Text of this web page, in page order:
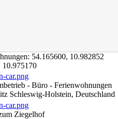
54.165600, 10.982852
10.975170
- Büro - Ferienwohnungen
Schleswig-Holstein, Deutschland
Ziegelhof